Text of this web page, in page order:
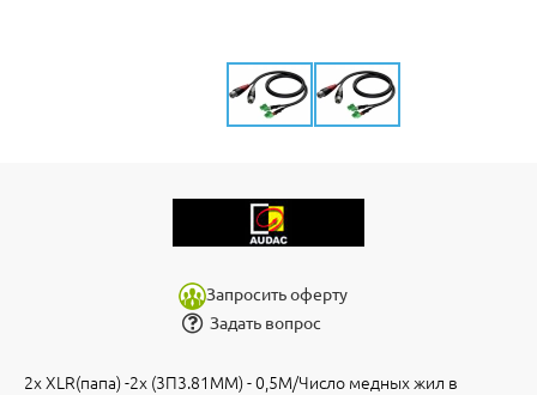
Запросить оферту
Задать вопрос
2x XLR(папа) -2x (3П3.81MM) - 0,5M/Число медных жил в